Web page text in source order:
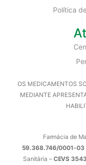
Política
OS MEDICAMENTOS
MEDIANTE
Farmácia de
59.368.746/0001-03
Sanitária –CEVS